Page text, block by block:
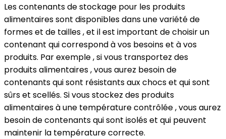
Les contenants de stockage pour les produits
alimentaires sont disponibles dans une variété de
formes et de tailles , et il est important de choisir un
contenant qui correspond à vos besoins et à vos
produits. Par exemple , si vous transportez des
produits alimentaires , vous aurez besoin de
contenants qui sont résistants aux chocs et qui sont
sûrs et scellés. Si vous stockez des produits
alimentaires à une température contrôlée , vous aurez
besoin de contenants qui sont isolés et qui peuvent
maintenir la température correcte.